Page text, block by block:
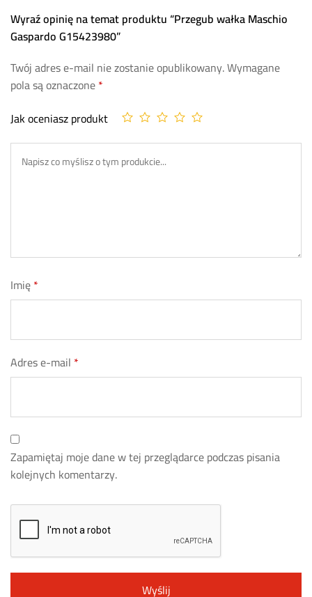
Wyraź opinię na temat produktu “Przegub wałka Maschio
Gaspardo G15423980”
Twój adres e-mail nie zostanie opublikowany.Wymagane
pola są oznaczone*
Jak oceniasz produkt
Imię*
Adres e-mail *
Zapamiętaj moje dane w tej przeglądarce podczas pisania
kolejnych komentarzy.